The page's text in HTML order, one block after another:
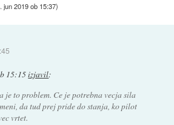
jun 2019 ob 15:37)
15:15izjavil:
je to problem. Ce je potrebna vecja sila
da tud prej pride do stanja, ko pilot
vrtet.